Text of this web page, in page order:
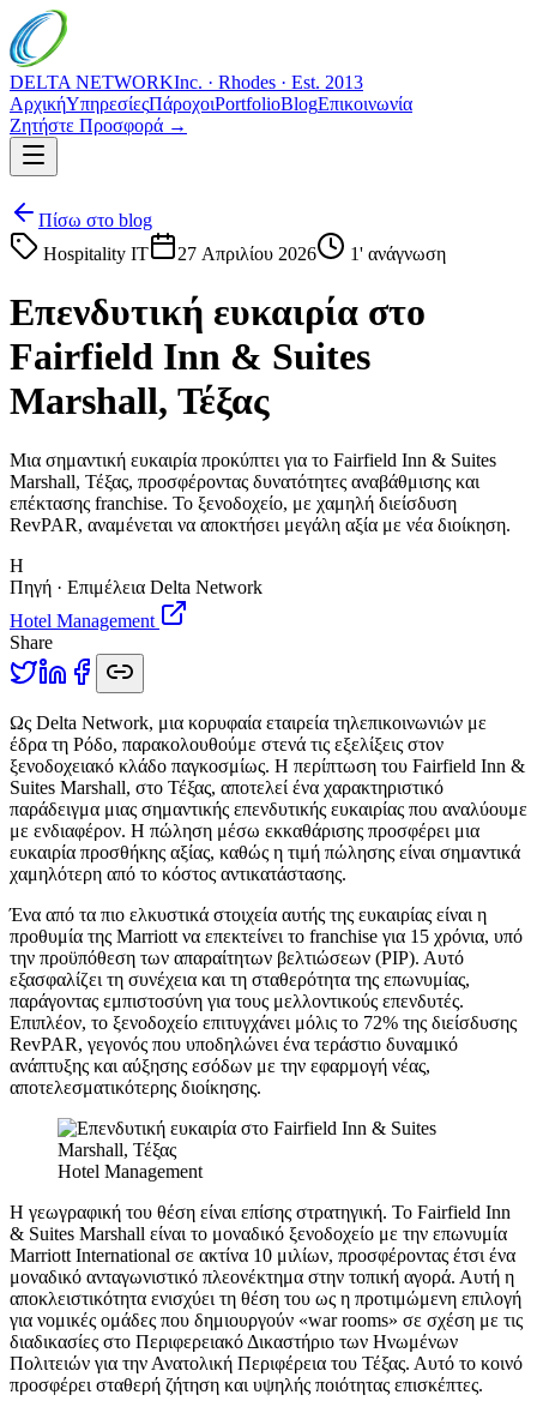
DELTA NETWORKInc. · Rhodes · Est. 2013
ΑρχικήΥπηρεσίεςΠάροχοιPortfolioBlogΕπικοινωνία
Ζητήστε Προσφορά →
Πίσω στο blog
Hospitality IT
27 Απριλίου 2026 1' ανάγνωση
Επενδυτική ευκαιρία στο
Fairfield Inn & Suites
Marshall, Τέξας
Μια σημαντική ευκαιρία προκύπτει για το Fairfield Inn & Suites
Marshall, Τέξας, προσφέροντας δυνατότητες αναβάθμισης και
επέκτασης franchise. Το ξενοδοχείο, με χαμηλή διείσδυση
RevPAR, αναμένεται να αποκτήσει μεγάλη αξία με νέα διοίκηση.
H
Πηγή · Επιμέλεια Delta Network
Hotel Management
Share
Ως Delta Network, μια κορυφαία εταιρεία τηλεπικοινωνιών με
έδρα τη Ρόδο, παρακολουθούμε στενά τις εξελίξεις στον
ξενοδοχειακό κλάδο παγκοσμίως. Η περίπτωση του Fairfield Inn &
Suites Marshall, στο Τέξας, αποτελεί ένα χαρακτηριστικό
παράδειγμα μιας σημαντικής επενδυτικής ευκαιρίας που αναλύουμε
με ενδιαφέρον. Η πώληση μέσω εκκαθάρισης προσφέρει μια
ευκαιρία προσθήκης αξίας, καθώς η τιμή πώλησης είναι σημαντικά
χαμηλότερη από το κόστος αντικατάστασης.
Ένα από τα πιο ελκυστικά στοιχεία αυτής της ευκαιρίας είναι η
προθυμία της Marriott να επεκτείνει το franchise για 15 χρόνια, υπό
την προϋπόθεση των απαραίτητων βελτιώσεων (PIP). Αυτό
εξασφαλίζει τη συνέχεια και τη σταθερότητα της επωνυμίας,
παράγοντας εμπιστοσύνη για τους μελλοντικούς επενδυτές.
Επιπλέον, το ξενοδοχείο επιτυγχάνει μόλις το 72% της διείσδυσης
RevPAR, γεγονός που υποδηλώνει ένα τεράστιο δυναμικό
ανάπτυξης και αύξησης εσόδων με την εφαρμογή νέας,
αποτελεσματικότερης διοίκησης.
Hotel Management
Η γεωγραφική του θέση είναι επίσης στρατηγική. Το Fairfield Inn
& Suites Marshall είναι το μοναδικό ξενοδοχείο με την επωνυμία
Marriott International σε ακτίνα 10 μιλίων, προσφέροντας έτσι ένα
μοναδικό ανταγωνιστικό πλεονέκτημα στην τοπική αγορά. Αυτή η
αποκλειστικότητα ενισχύει τη θέση του ως η προτιμώμενη επιλογή
για νομικές ομάδες που δημιουργούν «war rooms» σε σχέση με τις
διαδικασίες στο Περιφερειακό Δικαστήριο των Ηνωμένων
Πολιτειών για την Ανατολική Περιφέρεια του Τέξας. Αυτό το κοινό
προσφέρει σταθερή ζήτηση και υψηλής ποιότητας επισκέπτες.